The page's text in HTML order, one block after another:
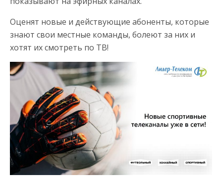
Оценят новые и действующие абоненты, которые
знают свои местные команды, болеют за них и
хотят их смотреть по ТВ!